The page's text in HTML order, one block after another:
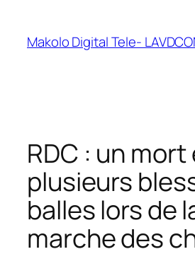
Makolo Digital Tele-
RDC : un mort
plusieurs
balles lors de
marche des